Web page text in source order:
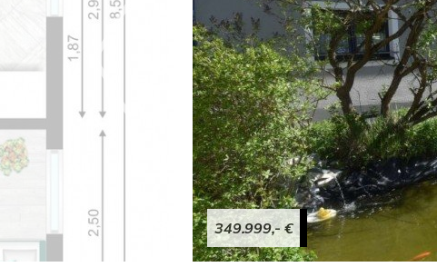
349.999,- €